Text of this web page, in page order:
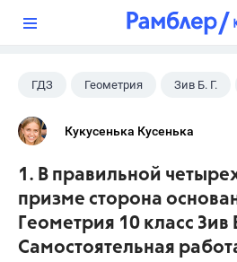
ГДЗ Геометрия Зив Б. Г.
Кукусенька Кусенька
1. В правильной
призме сторона
Геометрия 10 класс Зив
Самостоятельная